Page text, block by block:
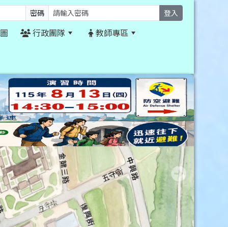
密碼 登入
行政團隊
教師專區